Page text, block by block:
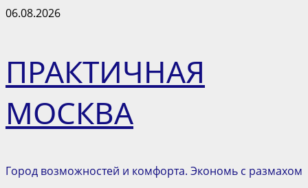
Перейти
06.08.2026
ПРАКТИЧНАЯ
МОСКВА
Город возможностей и комфорта. Экономь с размахом